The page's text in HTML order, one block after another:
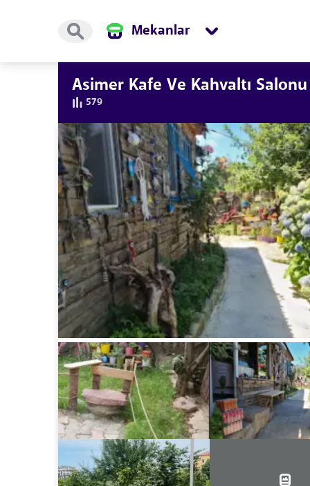
Mekanlar
Asimer Kafe Ve Kahvaltı Salonu
579